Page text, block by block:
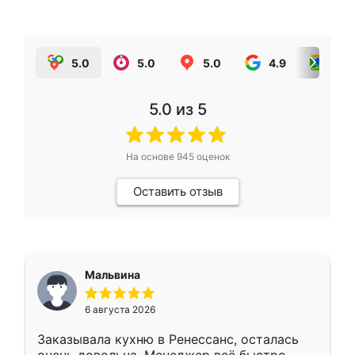
5.0 5.0 5.0 4.9
5.0 из 5
На основе 945оценок
Оставить отзыв
Мальвина
6 августа 2026
Заказывала кухню в Ренессанс, осталась